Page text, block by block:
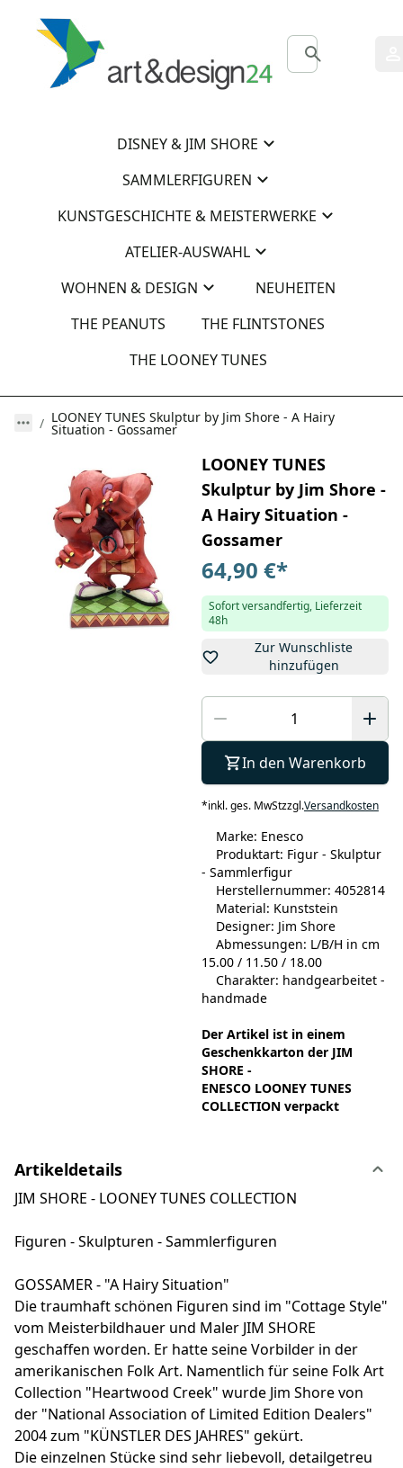
DISNEY & JIM SHORE
SAMMLERFIGUREN
KUNSTGESCHICHTE & MEISTERWERKE
ATELIER-AUSWAHL
WOHNEN & DESIGN
NEUHEITEN
THE PEANUTS
THE FLINTSTONES
THE LOONEY TUNES
LOONEY TUNES Skulptur by Jim Shore - A Hairy
Situation - Gossamer
LOONEY TUNES
Skulptur by Jim Shore -
A Hairy Situation -
Gossamer
64,90 €*
Sofort versandfertig, Lieferzeit
48h
Zur Wunschliste
hinzufügen
In den Warenkorb
*inkl. ges. MwStzzgl.Versandkosten
Marke: Enesco
Produktart: Figur - Skulptur
- Sammlerfigur
Herstellernummer: 4052814
Material: Kunststein
Designer: Jim Shore
Abmessungen: L/B/H in cm
15.00 / 11.50 / 18.00
Charakter: handgearbeitet -
handmade
Der Artikel ist in einem
Geschenkkarton der JIM
SHORE -
ENESCO LOONEY TUNES
COLLECTION verpackt
Artikeldetails
JIM SHORE - LOONEY TUNES COLLECTION
Figuren - Skulpturen - Sammlerfiguren
GOSSAMER - "A Hairy Situation"
Die traumhaft schönen Figuren sind im "Cottage Style"
vom Meisterbildhauer und Maler JIM SHORE
geschaffen worden. Er hatte seine Vorbilder in der
amerikanischen Folk Art. Namentlich für seine Folk Art
Collection "Heartwood Creek" wurde Jim Shore von
der "National Association of Limited Edition Dealers"
2004 zum "KÜNSTLER DES JAHRES" gekürt.
Die einzelnen Stücke sind sehr liebevoll, detailgetreu